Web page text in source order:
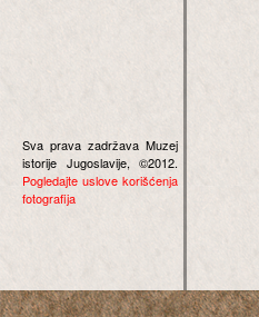
Sva prava zadržava Muzej
istorije Jugoslavije, ©2012.
Pogledajte uslove korišćenja
fotografija